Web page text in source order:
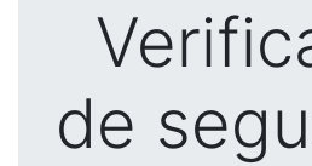
de